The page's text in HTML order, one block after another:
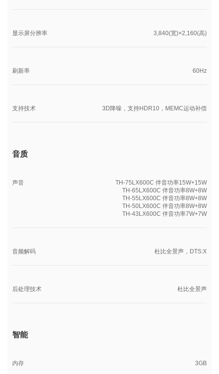
显示屏分辨率 3,840(宽)×2,160(高)
刷新率 60Hz
支持技术 3D降噪，支持HDR10，MEMC运动补偿
音质
声音
TH-75LX600C 伴音功率15W+15W
TH-65LX600C 伴音功率8W+8W
TH-55LX600C 伴音功率8W+8W
TH-50LX600C 伴音功率8W+8W
TH-43LX600C 伴音功率7W+7W
音频解码 杜比全景声，DTS:X
后处理技术 杜比全景声
智能
内存 3GB